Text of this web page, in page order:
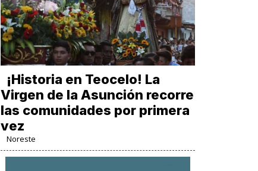
​¡Historia en Teocelo! La
Virgen de la Asunción recorre
las comunidades por primera
vez
Noreste